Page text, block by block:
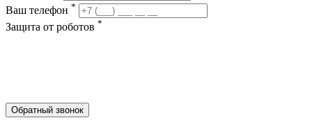
Ваш телефон *
Защита от роботов *
Обратный звонок